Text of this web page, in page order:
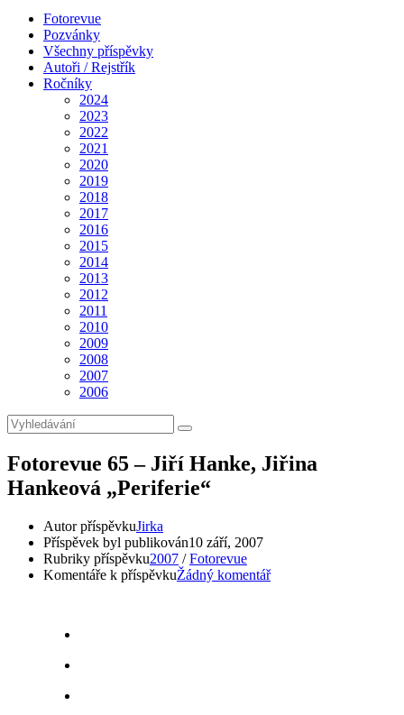
Fotorevue
Pozvánky
Všechny příspěvky
Autoři / Rejstřík
Ročníky
2024
2023
2022
2021
2020
2019
2018
2017
2016
2015
2014
2013
2012
2011
2010
2009
2008
2007
2006
Fotorevue 65 – Jiří Hanke, Jiřina
Hankeová „Periferie“
Autor příspěvkuJirka
Příspěvek byl publikován10 září, 2007
Rubriky příspěvku2007 / Fotorevue
Komentáře k příspěvkuŽádný komentář